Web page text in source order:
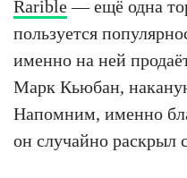
Rarible— ещё одна
пользуется
именно на ней
Марк Кьюбан,
Напомним, именно
он случайно раскрыл